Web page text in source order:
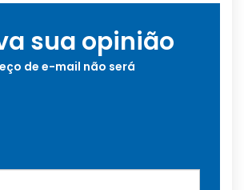
sua opinião
de e-mail não será